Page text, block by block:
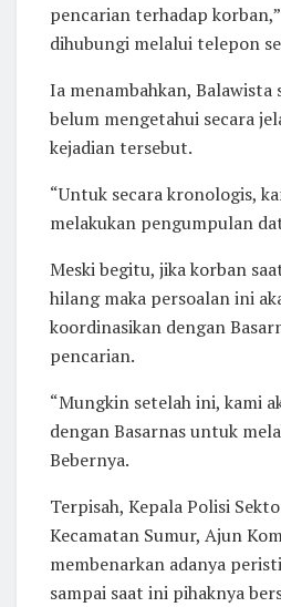
pencarian terhadap
dihubungi melalui telepon
Ia menambahkan, Balawista
belum mengetahui secara
kejadian tersebut.
“Untuk secara kronologis,
melakukan pengumpulan
Meski begitu, jika korban
hilang maka persoalan ini
koordinasikan dengan
pencarian.
“Mungkin setelah ini, kami
dengan Basarnas untuk
Bebernya.
Terpisah, Kepala Polisi
Kecamatan Sumur, Ajun
membenarkan adanya
sampai saat ini pihaknya